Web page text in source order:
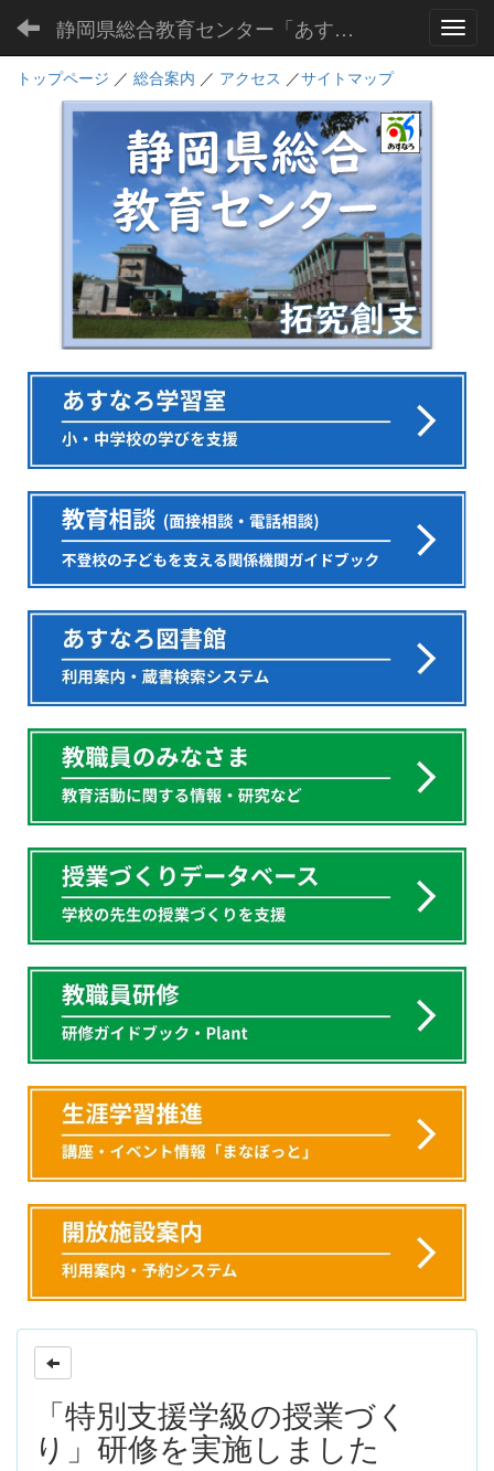
静岡県総合教育センター「あすなろ」
トップページ ／ 総合案内 ／ アクセス ／サイトマップ
「特別支援学級の授業づく
り」研修を実施しました